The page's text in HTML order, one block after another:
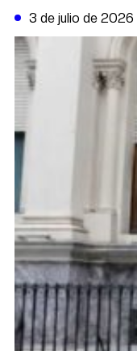
3 de julio de 2026